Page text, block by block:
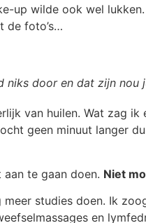
up wilde ook wel
de foto’s…
niks door en dat zijn nou
van huilen. Wat zag ik
geen minuut langer
te gaan doen. Niet
studies doen. Ik
en